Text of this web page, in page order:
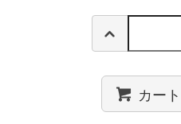
カー